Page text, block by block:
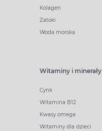
Kolagen
Zatoki
Woda morska
Witaminy i minerały
Cynk
Witamina B12
Kwasy omega
Witaminy dla dzieci